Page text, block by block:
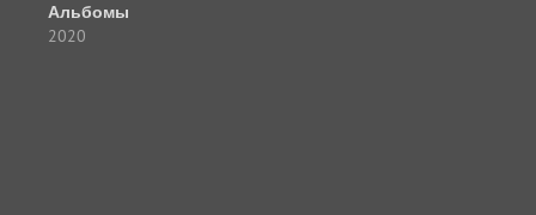
Альбомы
2020